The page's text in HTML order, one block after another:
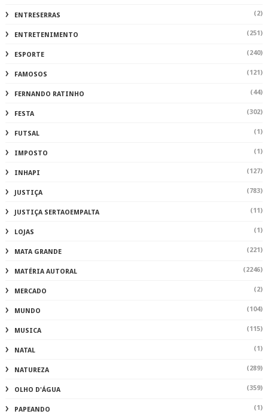
ENTRESERRAS (2)
ENTRETENIMENTO (251)
ESPORTE (240)
FAMOSOS (121)
FERNANDO RATINHO (44)
FESTA (302)
FUTSAL (1)
IMPOSTO (1)
INHAPI (127)
JUSTIÇA (783)
JUSTIÇA SERTAOEMPALTA (11)
LOJAS (1)
MATA GRANDE (221)
MATÉRIA AUTORAL (2246)
MERCADO (2)
MUNDO (104)
MUSICA (115)
NATAL (1)
NATUREZA (289)
OLHO D'ÁGUA (359)
PAPEANDO (1)